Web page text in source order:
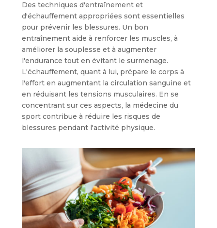
Des techniques d'entraînement et
d'échauffement appropriées sont essentielles
pour prévenir les blessures. Un bon
entraînement aide à renforcer les muscles, à
améliorer la souplesse et à augmenter
l'endurance tout en évitant le surmenage.
L'échauffement, quant à lui, prépare le corps à
l'effort en augmentant la circulation sanguine et
en réduisant les tensions musculaires. En se
concentrant sur ces aspects, la médecine du
sport contribue à réduire les risques de
blessures pendant l'activité physique.